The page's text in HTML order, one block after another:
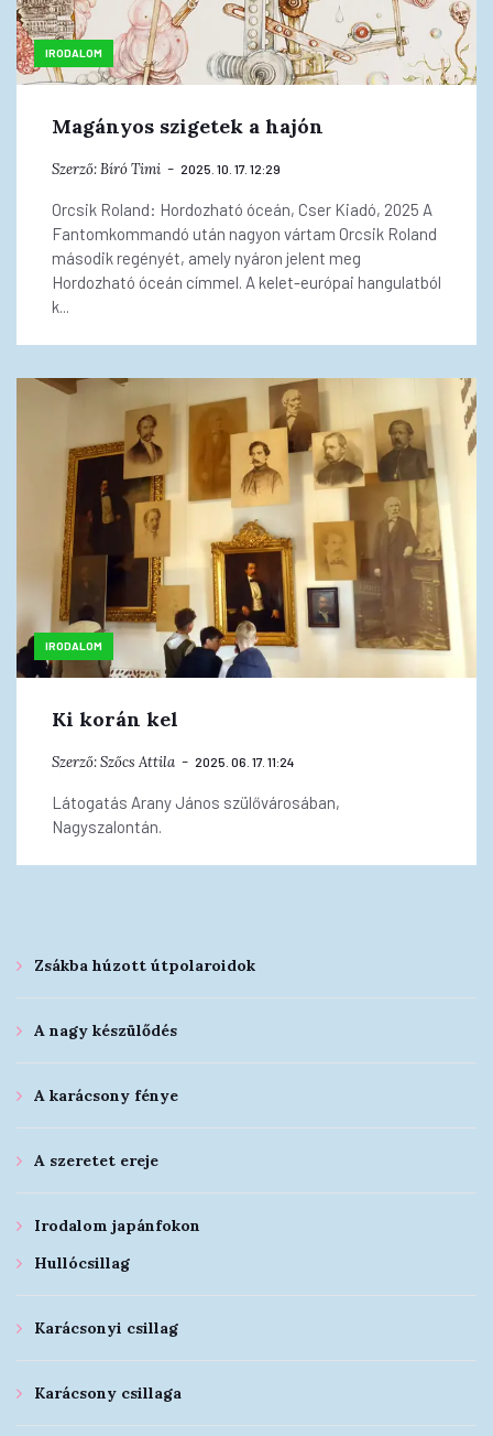
IRODALOM
Magányos szigetek a hajón
Szerző:Bíró Timi 2025. 10. 17. 12:29
Orcsik Roland: Hordozható óceán, Cser Kiadó, 2025 A
Fantomkommandó után nagyon vártam Orcsik Roland
második regényét, amely nyáron jelent meg
Hordozható óceán címmel. A kelet-európai hangulatból
k...
IRODALOM
Ki korán kel
Szerző:Szőcs Attila 2025. 06. 17. 11:24
Látogatás Arany János szülővárosában,
Nagyszalontán.
Zsákba húzott útpolaroidok
A nagy készülődés
A karácsony fénye
A szeretet ereje
Irodalom japánfokon
Hullócsillag
Karácsonyi csillag
Karácsony csillaga